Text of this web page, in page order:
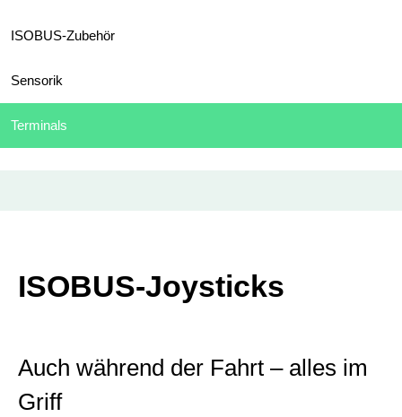
ISOBUS-Zubehör
Sensorik
Terminals
ISOBUS-Joysticks
Auch während der Fahrt – alles im
Griff